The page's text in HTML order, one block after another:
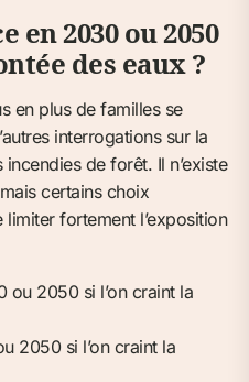
en 2030 ou 2050
des eaux ?
en plus de familles se
interrogations sur la
de forêt. Il n’existe
certains choix
fortement l’exposition
2050 si l’on craint la